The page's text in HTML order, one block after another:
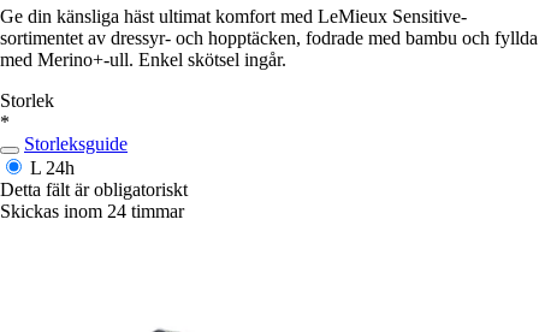
Ge din känsliga häst ultimat komfort med LeMieux Sensitive-
sortimentet av dressyr- och hopptäcken, fodrade med bambu och fyllda
med Merino+-ull. Enkel skötsel ingår.
Storlek
*
Storleksguide
L 24h
Detta fält är obligatoriskt
Skickas inom 24 timmar